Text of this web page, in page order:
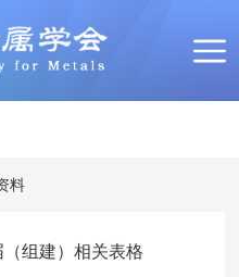
料
组建）相关表格